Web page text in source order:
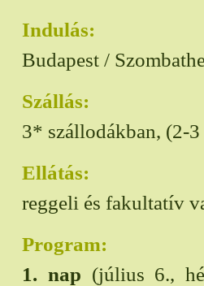
Indulás:
Budapest /
Szállás:
3* szállodákban, (2-3
Ellátás:
reggeli és fakultatív
Program:
1. nap (július 6.,